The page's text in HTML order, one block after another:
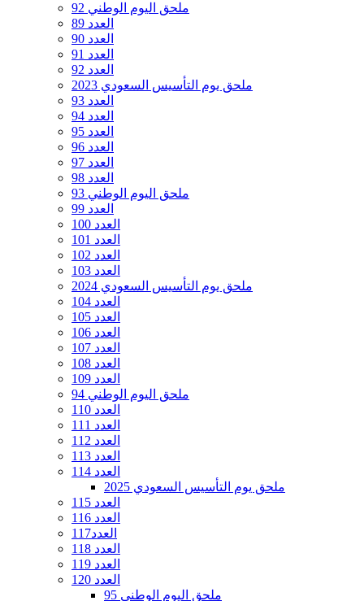
ملحق اليوم الوطني 92
العدد 89
العدد 90
العدد 91
العدد 92
ملحق يوم التأسيس السعودي 2023
العدد 93
العدد 94
العدد 95
العدد 96
العدد 97
العدد 98
ملحق اليوم الوطني 93
العدد 99
العدد 100
العدد 101
العدد 102
العدد 103
ملحق يوم التأسيس السعودي 2024
العدد 104
العدد 105
العدد 106
العدد 107
العدد 108
العدد 109
ملحق اليوم الوطني 94
العدد 110
العدد 111
العدد 112
العدد 113
العدد 114
ملحق يوم التأسيس السعودي 2025
العدد 115
العدد 116
العدد117
العدد 118
العدد 119
العدد 120
ملحق اليوم الوطني 95